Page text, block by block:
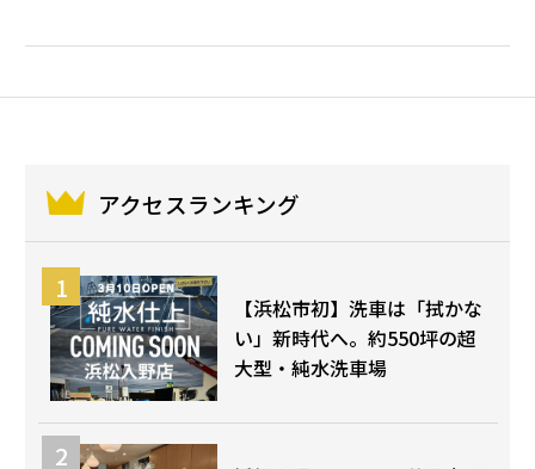
アクセスランキング
【浜松市初】洗車は「拭かな
い」新時代へ。約550坪の超
大型・純水洗車場